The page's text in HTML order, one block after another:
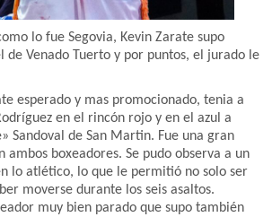
lo fue Segovia, Kevin Zarate supo
de Venado Tuerto y por puntos, el jurado le
esperado y mas promocionado, tenia a
en el rincón rojo y en el azul a
Sandoval de San Martin. Fue una gran
ambos boxeadores. Se pudo observa a un
lo atlético, lo que le permitió no solo ser
moverse durante los seis asaltos.
muy bien parado que supo también